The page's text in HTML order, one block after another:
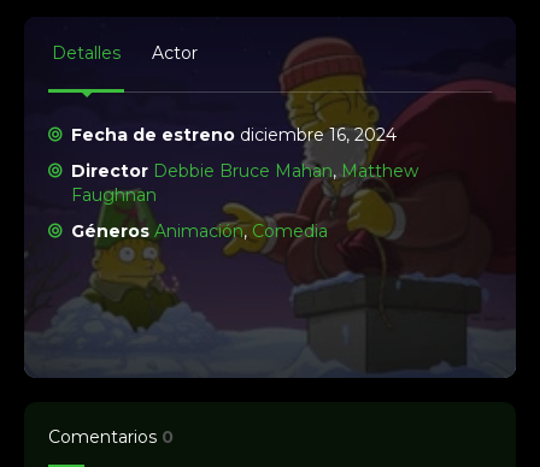
Detalles Actor
Fecha de estreno diciembre 16, 2024
Director Debbie Bruce Mahan, Matthew
Faughnan
Géneros Animación,Comedia
Comentarios 0